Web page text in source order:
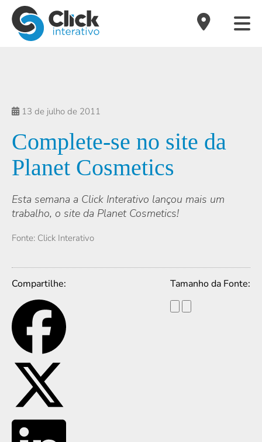
13 de julho de 2011
Complete-se no site da
Planet Cosmetics
Esta semana a Click Interativo lançou mais um
trabalho, o site da Planet Cosmetics!
Fonte: Click Interativo
Compartilhe: Tamanho da Fonte: